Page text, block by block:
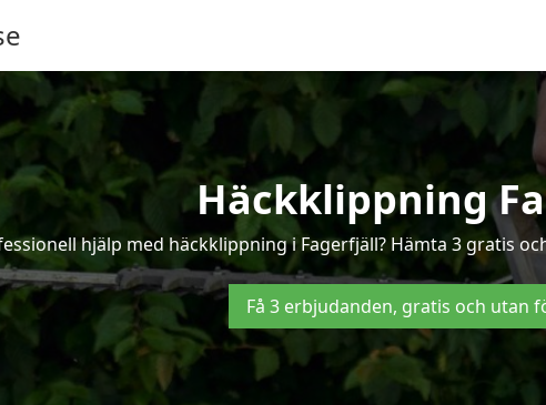
Häckklippning
hjälp med häckklippning i Fagerfjäll? Hämta 3 gratis
Få 3 erbjudanden, gratis och utan